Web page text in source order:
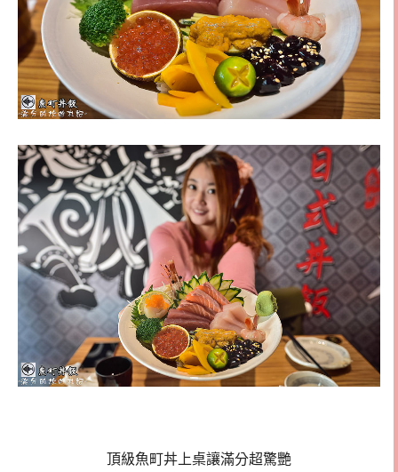
頂級魚町丼上桌讓滿分超驚艷